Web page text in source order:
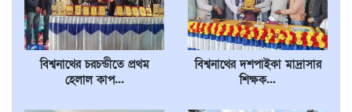
বিশ্বনাথের চরচন্ডীতে প্রথম
হেলাল কাপ...
বিশ্বনাথের দশপাইকা মাদ্রাসার
শিক্ষক...